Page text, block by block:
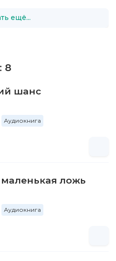
ещё...
8
шанс
Аудиокнига
ложь
Аудиокнига